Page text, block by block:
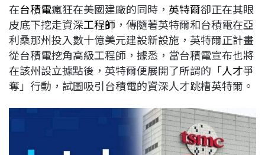
b
o
o
k
a
d
s
e
d
I
n
L
i
n
k
在台積電瘋狂在美國建廠的同時， 英特爾卻正在其眼
皮底下挖走資深工程師 ，傳隨著英特爾和台積電在亞
利桑那州投入數十億美元建設新設施，英特爾正計畫
從台積電挖角高級工程師，據悉，當台積電宣布也將
在該州設立據點後，英特爾便展開了所謂的「人才爭
奪」行動，試圖吸引台積電的資深人才跳槽英特爾。